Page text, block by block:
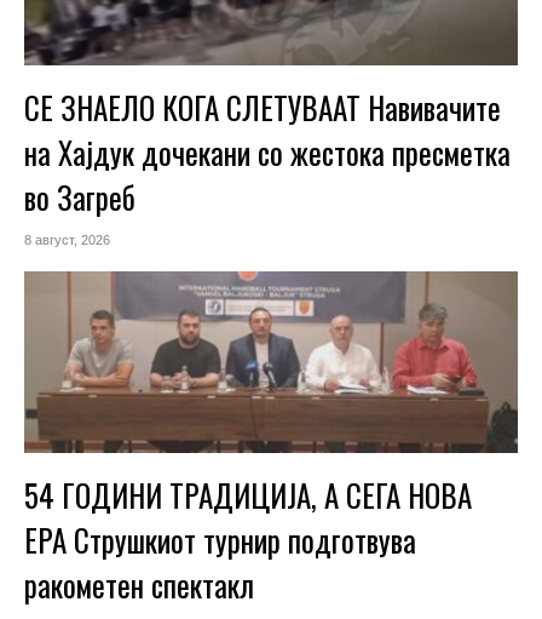
СЕ ЗНАЕЛО КОГА СЛЕТУВААТ Навивачите
на Хајдук дочекани со жестока пресметка
во Загреб
8 август, 2026
54 ГОДИНИ ТРАДИЦИЈА, А СЕГА НОВА
ЕРА Струшкиот турнир подготвува
ракометен спектакл